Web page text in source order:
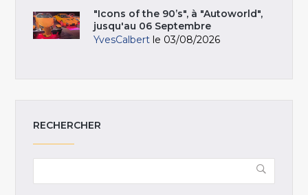
"Icons of the 90’s", à "Autoworld",
jusqu'au 06 Septembre
YvesCalbert le 03/08/2026
RECHERCHER